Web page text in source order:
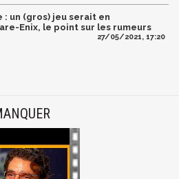
: un (gros) jeu serait en
Enix, le point sur les rumeurs
27/05/2021, 17:20